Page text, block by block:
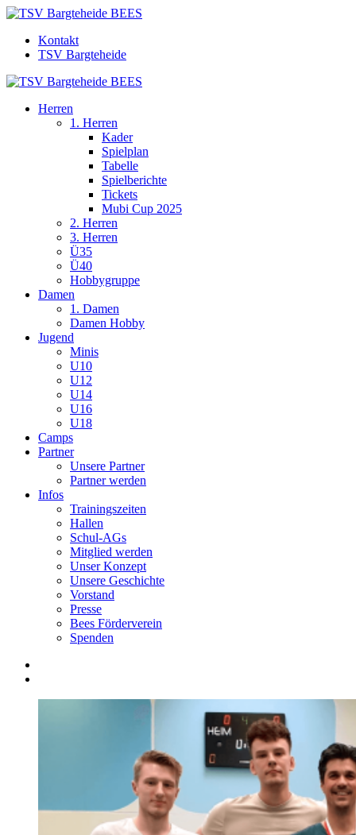
Kontakt
TSV Bargteheide
Herren
1. Herren
Kader
Spielplan
Tabelle
Spielberichte
Tickets
Mubi Cup 2025
2. Herren
3. Herren
Ü35
Ü40
Hobbygruppe
Damen
1. Damen
Damen Hobby
Jugend
Minis
U10
U12
U14
U16
U18
Camps
Partner
Unsere Partner
Partner werden
Infos
Trainingszeiten
Hallen
Schul-AGs
Mitglied werden
Unser Konzept
Unsere Geschichte
Vorstand
Presse
Bees Förderverein
Spenden